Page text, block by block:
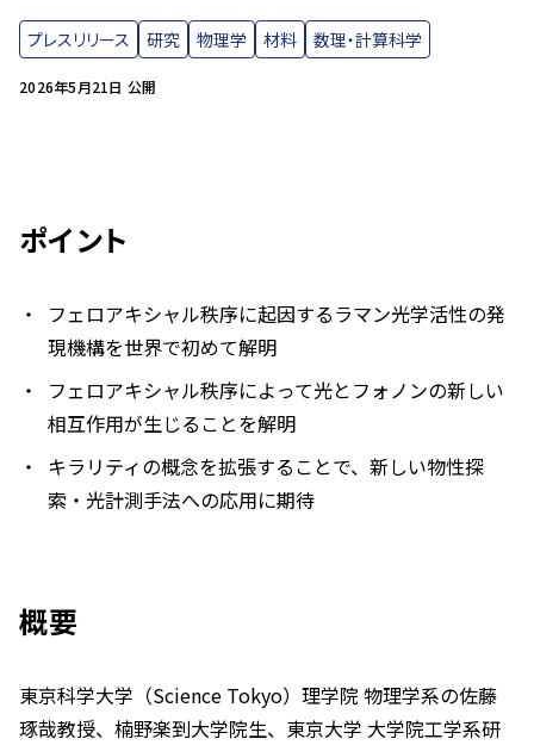
2026年5月21日 公開
プレスリリース 研究 物理学 材料 数理・計算科学
ポイント
フェロアキシャル秩序に起因するラマン光学活性の発
現機構を世界で初めて解明
フェロアキシャル秩序によって光とフォノンの新しい
相互作用が生じることを解明
キラリティの概念を拡張することで、新しい物性探
索・光計測手法への応用に期待
概要
東京科学大学（Science Tokyo）理学院 物理学系の佐藤
琢哉教授、楠野楽到大学院生、東京大学 大学院工学系研